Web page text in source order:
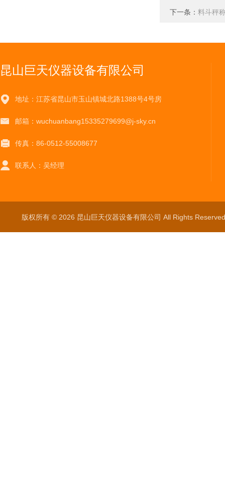
下一条： 料斗秤
昆山巨天仪器设备有限公司
地址：江苏省昆山市玉山镇城北路1388号4号房
邮箱：wuchuanbang15335279699@j-sky.cn
传真：86-0512-55008677
联系人：吴经理
版权所有 © 2026 昆山巨天仪器设备有限公司 All Rights